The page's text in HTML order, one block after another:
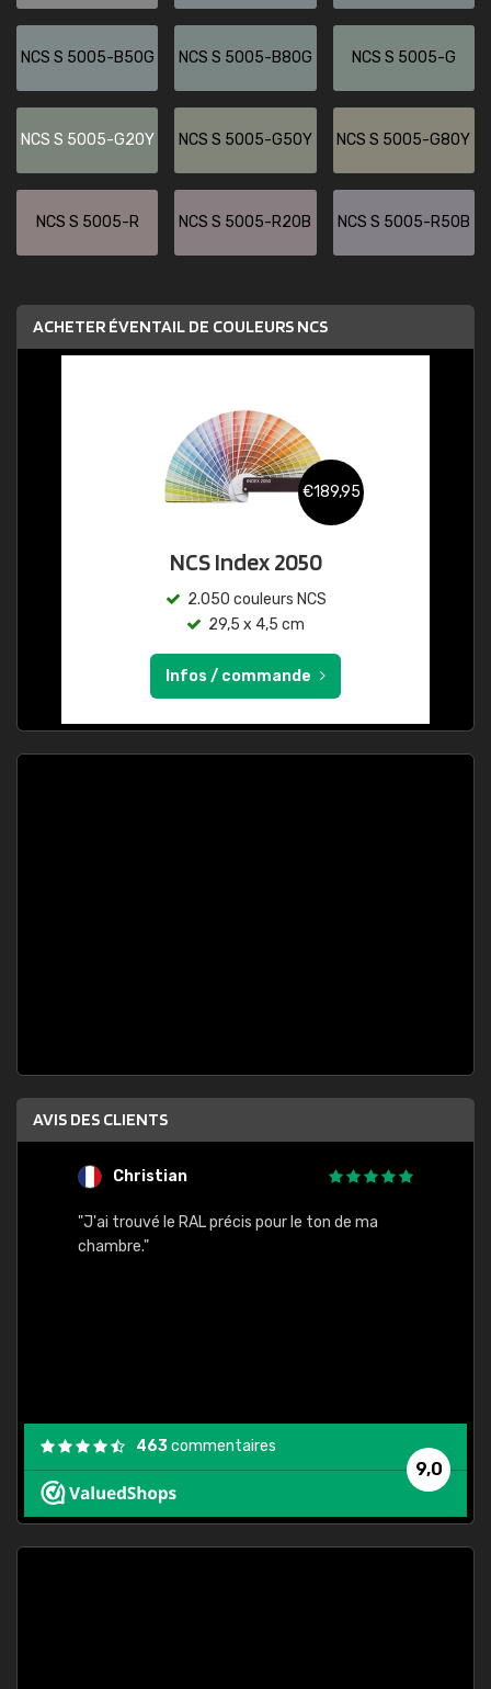
NCS S 5005-B50G NCS S 5005-B80G NCS S 5005-G
NCS S 5005-G20Y NCS S 5005-G50Y NCS S 5005-G80Y
NCS S 5005-R NCS S 5005-R20B NCS S 5005-R50B
ACHETER ÉVENTAIL DE COULEURS NCS
€189,95
NCS Index 2050
2.050 couleurs NCS
29,5 x 4,5 cm
Infos / commande
AVIS DES CLIENTS
Christian
"J'ai trouvé le RAL précis pour le ton de ma
chambre."
9,0
463commentaires